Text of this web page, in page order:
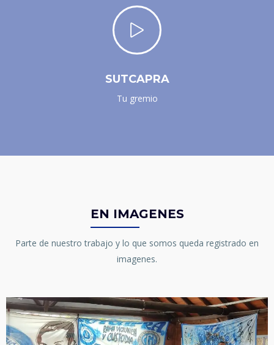
SUTCAPRA
Tu gremio
EN IMAGENES
Parte de nuestro trabajo y lo que somos queda registrado en
imagenes.